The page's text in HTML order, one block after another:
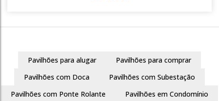
R$
Distrito Industrial
Pavilhões para alugar
Pavilhões para comprar
Pavilhões com Doca
Pavilhões com Subestação
Pavilhões com Ponte Rolante
Pavilhões em Condomínio